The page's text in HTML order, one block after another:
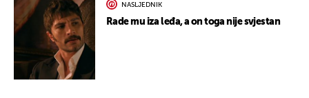
NASLJEDNIK
Rade mu iza leđa, a on toga nije svjestan